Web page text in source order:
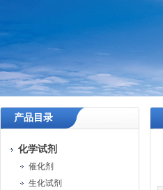
产品目录
化学试剂
催化剂
生化试剂